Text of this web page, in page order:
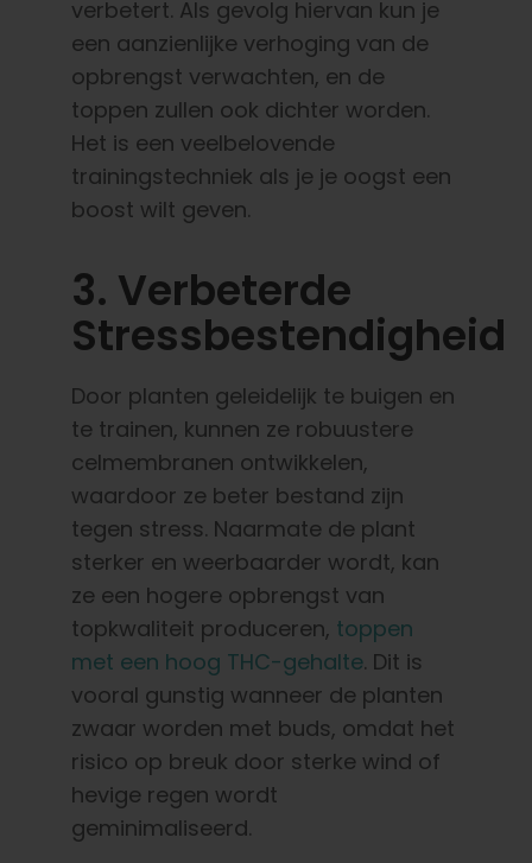
verbetert. Als gevolg hiervan kun je
een aanzienlijke verhoging van de
opbrengst verwachten, en de
toppen zullen ook dichter worden.
Het is een veelbelovende
trainingstechniek als je je oogst een
boost wilt geven.
3. Verbeterde
Stressbestendigheid
Door planten geleidelijk te buigen en
te trainen, kunnen ze robuustere
celmembranen ontwikkelen,
waardoor ze beter bestand zijn
tegen stress. Naarmate de plant
sterker en weerbaarder wordt, kan
ze een hogere opbrengst van
topkwaliteit produceren, toppen
met een hoog THC-gehalte. Dit is
vooral gunstig wanneer de planten
zwaar worden met buds, omdat het
risico op breuk door sterke wind of
hevige regen wordt
geminimaliseerd.